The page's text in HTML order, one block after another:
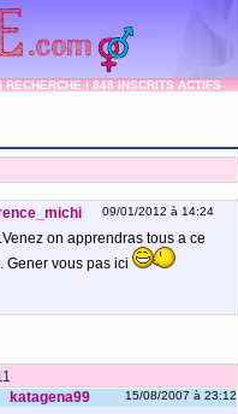
RECHERCHE|848 INSCRITS ACTIFS
09/01/2012 à 14:24
on apprendras tous a ce
Gener vous pas ici
katagena99 15/08/2007 à 23:12